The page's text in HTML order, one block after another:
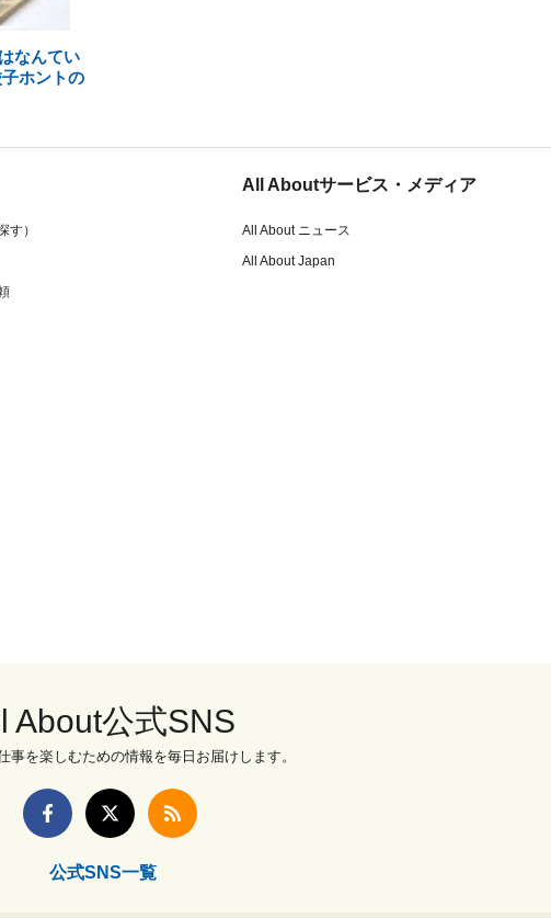
なんてい
ホントの
す）
All Aboutサービス・メディア
All About ニュース
All About Japan
About公式SNS
事を楽しむための情報を毎日お届けします。
公式SNS一覧